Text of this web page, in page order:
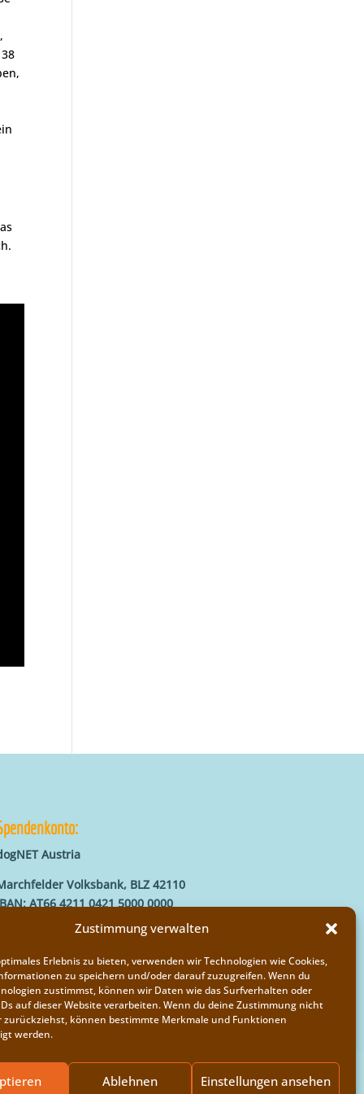
Zustimmung verwalten
Erlebnis zu bieten, verwenden wir Technologien wie Cookies,
zu speichern und/oder darauf zuzugreifen. Wenn du
zustimmst, können wir Daten wie das Surfverhalten oder
auf dieser Website verarbeiten. Wenn du deine Zustimmung nicht
zurückziehst, können bestimmte Merkmale und Funktionen
werden.
Ablehnen Einstellungen ansehen
Austria
Volksbank, BLZ 42110
AT66 4211 0421 5000 0000
MVOGAT22XXX